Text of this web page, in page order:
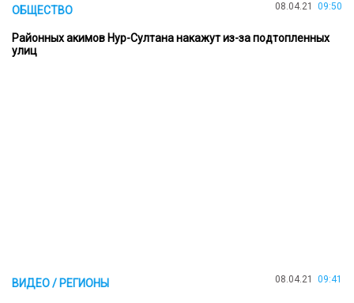
ОБЩЕСТВО 08.04.21 09:50
Районных акимов Нур-Султана накажут из-за подтопленных
улиц
ВИДЕО / РЕГИОНЫ 08.04.21 09:41